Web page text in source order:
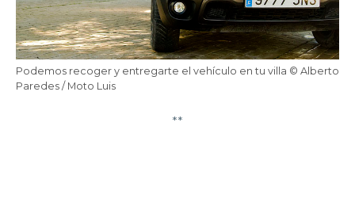
Podemos recoger y entregarte el vehículo en tu villa © Alberto
Paredes / Moto Luis
**